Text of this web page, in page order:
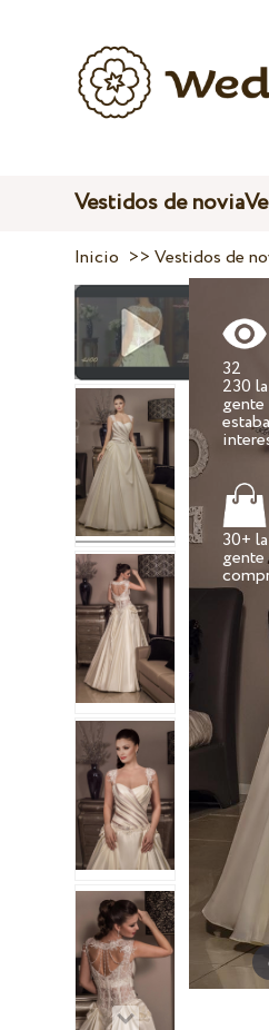
Vestidos de novia
Inicio >>Vestidos de
32
230 la
gente
30+ la
gente